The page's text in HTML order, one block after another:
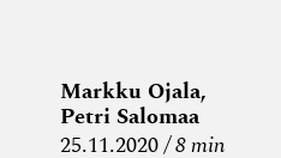
Markku Ojala,
Petri Salomaa
25.11.2020 8 min